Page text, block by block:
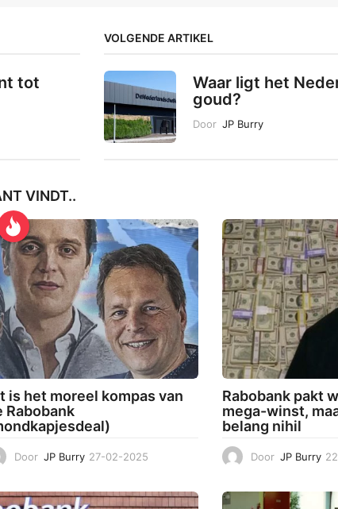
tot
VOLGENDE ARTIKEL
Waar ligt het
goud?
Door JP Burry
VINDT..
is het moreel kompas van
Rabobank
Door JP Burry 27-02-2025
0
Rabobank pakt
mega-winst,
belang nihil
Door JP Burry